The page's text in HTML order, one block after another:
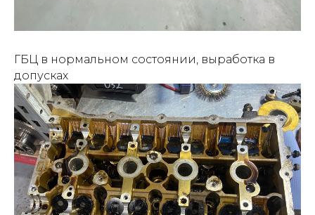
ГБЦ в нормальном состоянии, выработка в
допусках